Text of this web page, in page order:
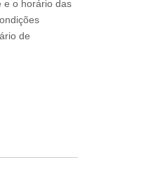
e o horário das
de